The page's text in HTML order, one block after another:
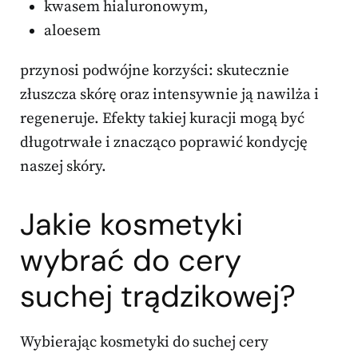
kwasem hialuronowym,
aloesem
przynosi podwójne korzyści: skutecznie
złuszcza skórę oraz intensywnie ją nawilża i
regeneruje. Efekty takiej kuracji mogą być
długotrwałe i znacząco poprawić kondycję
naszej skóry.
Jakie kosmetyki
wybrać do cery
suchej trądzikowej?
Wybierając kosmetyki do suchej cery